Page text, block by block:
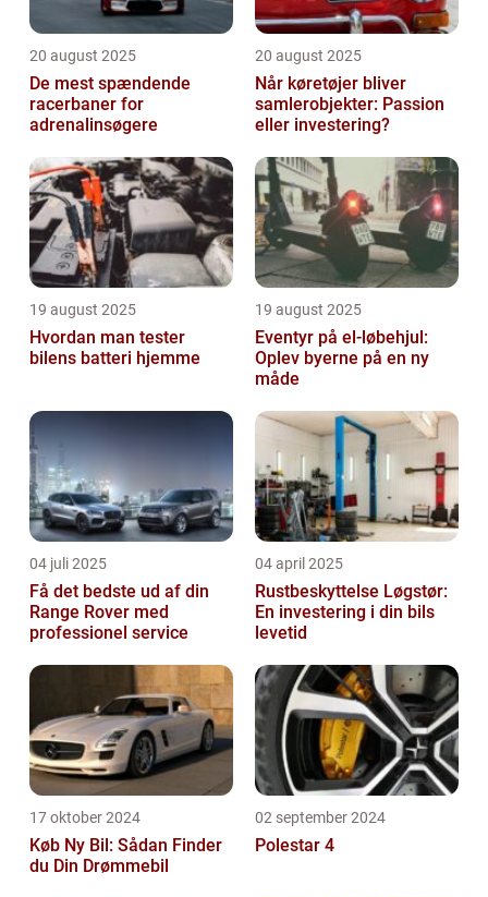
20 august 2025
De mest spændende
racerbaner for
adrenalinsøgere
20 august 2025
Når køretøjer bliver
samlerobjekter: Passion
eller investering?
19 august 2025
Hvordan man tester
bilens batteri hjemme
19 august 2025
Eventyr på el-løbehjul:
Oplev byerne på en ny
måde
04 juli 2025
Få det bedste ud af din
Range Rover med
professionel service
04 april 2025
Rustbeskyttelse Løgstør:
En investering i din bils
levetid
17 oktober 2024
Køb Ny Bil: Sådan Finder
du Din Drømmebil
02 september 2024
Polestar 4